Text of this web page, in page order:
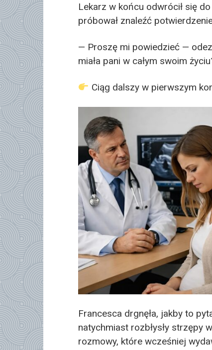
Lekarz w końcu odwrócił się
próbował znaleźć
— Proszę mi powiedzieć —
miała pani w całym swoim
Ciąg dalszy w pierwszym
Francesca drgnęła, jakby to
natychmiast rozbłysły strzępy
rozmowy, które wcześniej